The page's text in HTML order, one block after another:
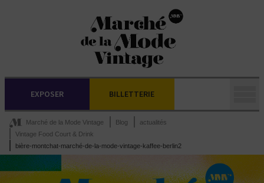
EXPOSER BILLETTERIE
Marché de la Mode Vintage Blog
actualités
Vintage Food Court & Drink
bière-montchat-marché-de-la-mode-vintage-kaffee-berlin2